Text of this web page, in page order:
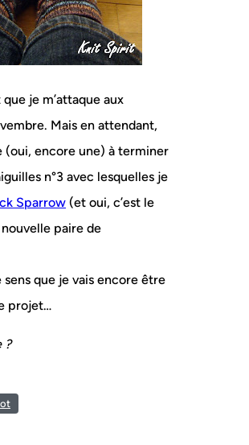
je m’attaque aux
Mais en attendant,
(oui, encore une) à terminer
n°3 avec lesquelles je
Sparrow (et oui, c’est le
paire de
sens que je vais encore être
projet…
?